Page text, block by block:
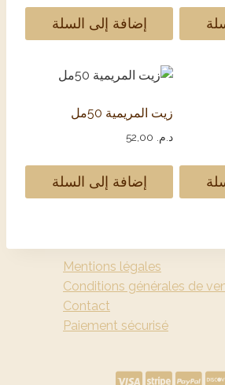
إضافة إلى السلة
زيت المريمية 50مل
د.م.
إضافة إلى السلة
Mentions légales
Conditions générales de
Contact
Paiement sécurisé